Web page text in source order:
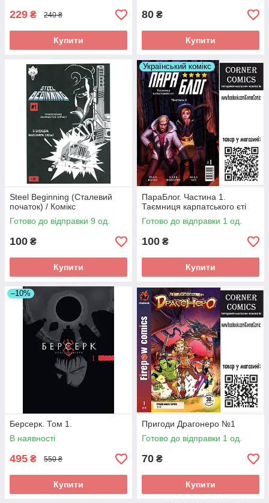
229 ₴ 240 ₴
Купити
80 ₴
Купити
Steel Beginning (Сталевий
початок) / Комікс
Готово до відправки 9 од.
100 ₴
Купити
Український комікс
ПараБлог. Частина 1.
Таємниця карпатського єті
Готово до відправки 1 од.
100 ₴
Купити
–10%
Берсерк. Том 1.
В наявності
495 ₴ 550 ₴
Купити
Пригоди Драгонеро №1
Готово до відправки 1 од.
70 ₴
Купити